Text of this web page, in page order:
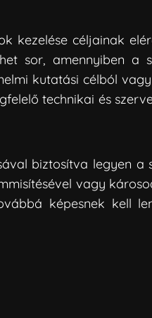
céljainak
sor, amennyiben a
kutatási célból
technikai és
biztosítva legyen a
vagy
képesnek kell